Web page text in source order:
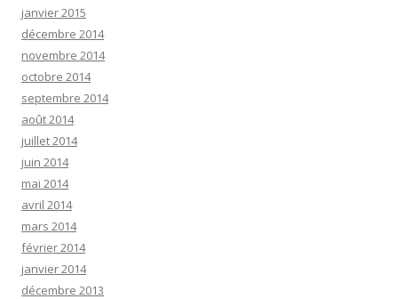
janvier 2015
décembre 2014
novembre 2014
octobre 2014
septembre 2014
août 2014
juillet 2014
juin 2014
mai 2014
avril 2014
mars 2014
février 2014
janvier 2014
décembre 2013